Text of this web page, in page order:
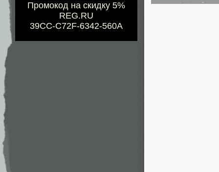
Промокод на скидку 5%
REG.RU
39CC-C72F-6342-560A